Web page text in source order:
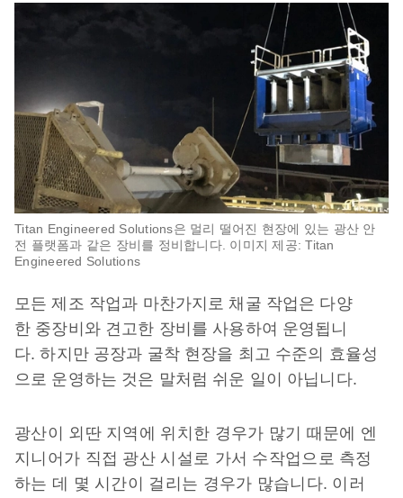
Titan Engineered Solutions은 멀리 떨어진 현장에 있는 광산 안
전 플랫폼과 같은 장비를 정비합니다. 이미지 제공: Titan
Engineered Solutions
모든 제조 작업과 마찬가지로 채굴 작업은 다양
한 중장비와 견고한 장비를 사용하여 운영됩니
다. 하지만 공장과 굴착 현장을 최고 수준의 효율성
으로 운영하는 것은 말처럼 쉬운 일이 아닙니다.
광산이 외딴 지역에 위치한 경우가 많기 때문에 엔
지니어가 직접 광산 시설로 가서 수작업으로 측정
하는 데 몇 시간이 걸리는 경우가 많습니다. 이러